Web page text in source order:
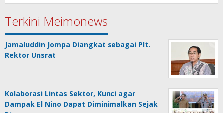
Terkini Meimonews
Jamaluddin Jompa Diangkat sebagai Plt.
Rektor Unsrat
Kolaborasi Lintas Sektor, Kunci agar
Dampak El Nino Dapat Diminimalkan Sejak